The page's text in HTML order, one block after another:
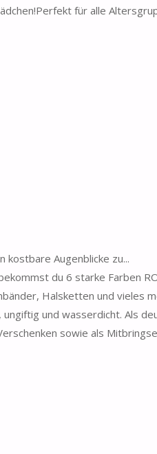
für alle
Augenblicke zu...
du 6 starke Farben
Halsketten und vieles
und wasserdicht. Als
sowie als